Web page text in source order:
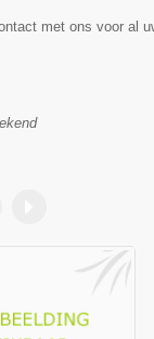
met ons voor al